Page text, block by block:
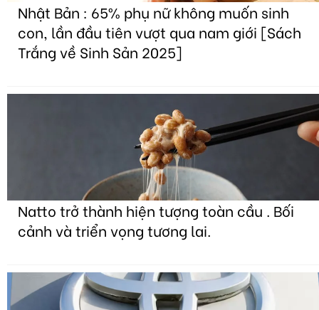
Nhật Bản : 65% phụ nữ không muốn sinh
con, lần đầu tiên vượt qua nam giới [Sách
Trắng về Sinh Sản 2025]
Natto trở thành hiện tượng toàn cầu . Bối
cảnh và triển vọng tương lai.